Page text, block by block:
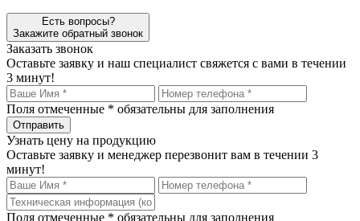
Есть вопросы?
Закажите обратный звонок
Заказать звонок
Оставьте заявку и наш специалист свяжется с вами в течении
3 минут!
Поля отмеченные * обязательны для заполнения
Узнать цену на продукцию
Оставьте заявку и менеджер перезвонит вам в течении 3
минут!
Поля отмеченные * обязательны для заполнения